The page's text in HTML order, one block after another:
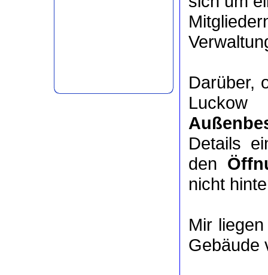
Darüber,
Details
den
nicht
Mir
Gebäude